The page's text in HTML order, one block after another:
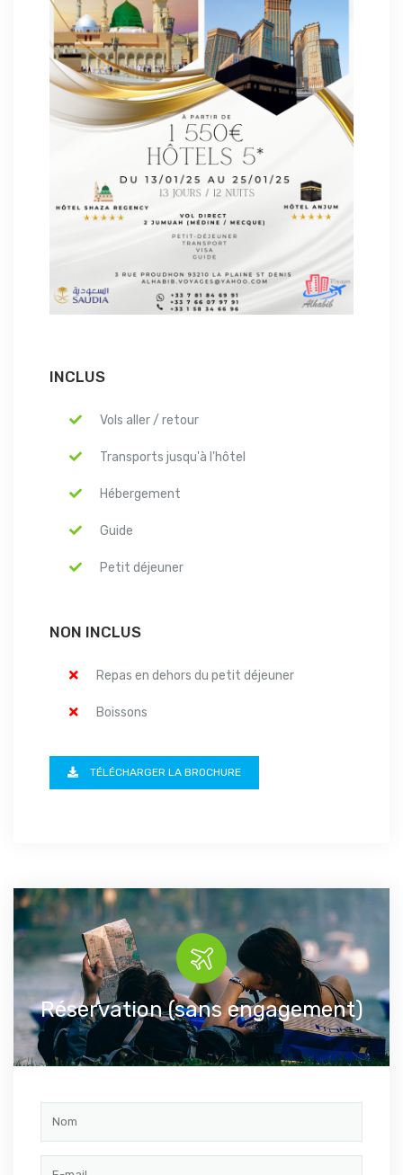
INCLUS
Vols aller / retour
Transports jusqu'à l'hôtel
Hébergement
Guide
Petit déjeuner
NON INCLUS
Repas en dehors du petit déjeuner
Boissons
TÉLÉCHARGER LA BROCHURE
Réservation (sans engagement)